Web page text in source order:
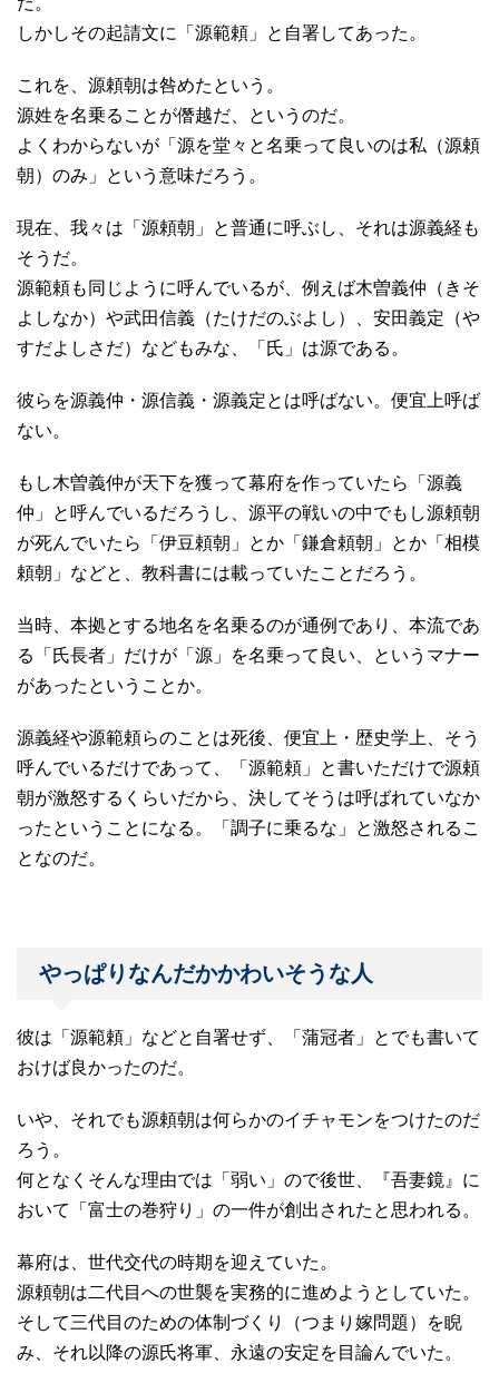
しかしその起請文に「源範頼」と自署してあった。
これを、源頼朝は咎めたという。
源姓を名乗ることが僭越だ、というのだ。
よくわからないが「源を堂々と名乗って良いのは私（源頼
朝）のみ」という意味だろう。
現在、我々は「源頼朝」と普通に呼ぶし、それは源義経も
そうだ。
源範頼も同じように呼んでいるが、例えば木曽義仲（きそ
よしなか）や武田信義（たけだのぶよし）、安田義定（や
すだよしさだ）などもみな、「氏」は源である。
彼らを源義仲・源信義・源義定とは呼ばない。便宜上呼ば
ない。
もし木曽義仲が天下を獲って幕府を作っていたら「源義
仲」と呼んでいるだろうし、源平の戦いの中でもし源頼朝
が死んでいたら「伊豆頼朝」とか「鎌倉頼朝」とか「相模
頼朝」などと、教科書には載っていたことだろう。
当時、本拠とする地名を名乗るのが通例であり、本流であ
る「氏長者」だけが「源」を名乗って良い、というマナー
があったということか。
源義経や源範頼らのことは死後、便宜上・歴史学上、そう
呼んでいるだけであって、「源範頼」と書いただけで源頼
朝が激怒するくらいだから、決してそうは呼ばれていなか
ったということになる。「調子に乗るな」と激怒されるこ
となのだ。
やっぱりなんだかかわいそうな人
彼は「源範頼」などと自署せず、「蒲冠者」とでも書いて
おけば良かったのだ。
いや、それでも源頼朝は何らかのイチャモンをつけたのだ
ろう。
何となくそんな理由では「弱い」ので後世、『吾妻鏡』に
おいて「富士の巻狩り」の一件が創出されたと思われる。
幕府は、世代交代の時期を迎えていた。
源頼朝は二代目への世襲を実務的に進めようとしていた。
そして三代目のための体制づくり（つまり嫁問題）を睨
み、それ以降の源氏将軍、永遠の安定を目論んでいた。